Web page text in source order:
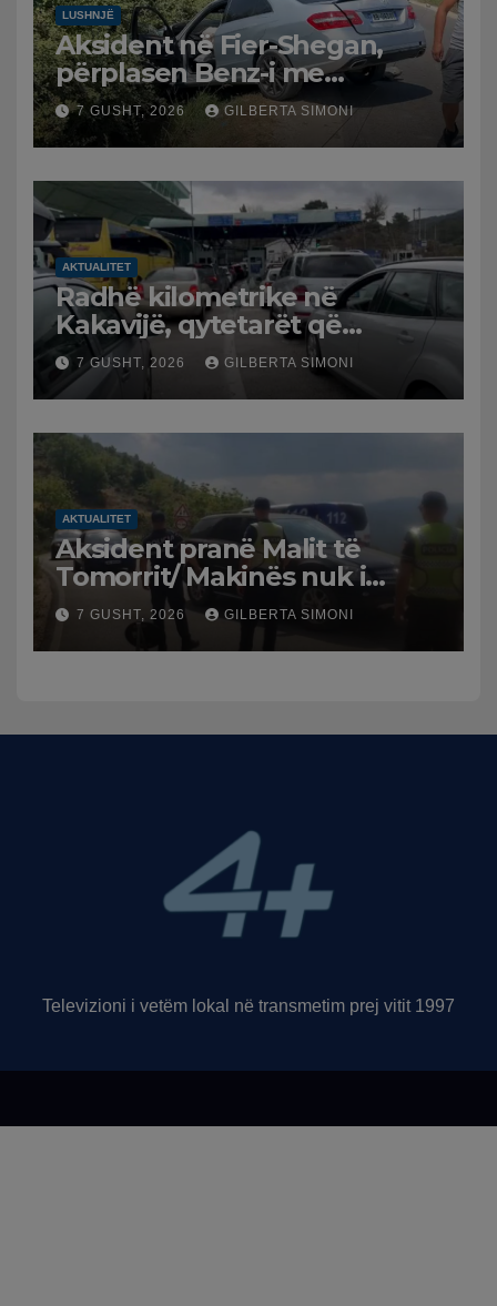
LUSHNJË
Aksident në Fier-Shegan,
përplasen Benz-i me
furgonin, plagoset një i
moshuar
7 GUSHT, 2026 GILBERTA SIMONI
AKTUALITET
Radhë kilometrike në
Kakavijë, qytetarët që
kthehen në Shqipëri
bllokohen në temperatura të
larta, pala greke punon me
ritme të ngadalta
7 GUSHT, 2026 GILBERTA SIMONI
AKTUALITET
Aksident pranë Malit të
Tomorrit/ Makinës nuk i
punuan frenat dhe doli nga
rruga, plagosen 7 persona,
dy në gjendje të rëndë te
7 GUSHT, 2026 GILBERTA SIMONI
Televizioni i vetëm lokal në transmetim prej vitit 1997